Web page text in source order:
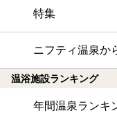
特集
ニフティ温泉か
温浴施設ランキング
年間温泉ランキ